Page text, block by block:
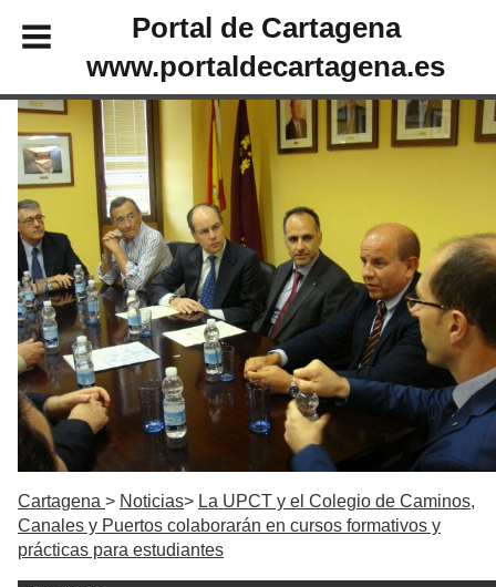
Portal de Cartagena
www.portaldecartagena.es
Cartagena Noticias
La UPCT y el Colegio de Caminos,
Canales y Puertos colaborarán en cursos formativos y
prácticas para estudiantes